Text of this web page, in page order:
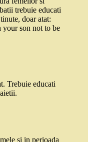
trebuie educati
doar atat:
your son not to be
Trebuie educati
si in perioada